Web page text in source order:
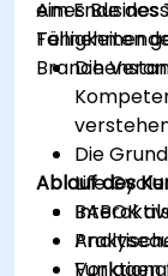
eines
Fähigkeiten
Am Ende des
Die
Die
Life
BABOK
Ablauf des
Vorlagen